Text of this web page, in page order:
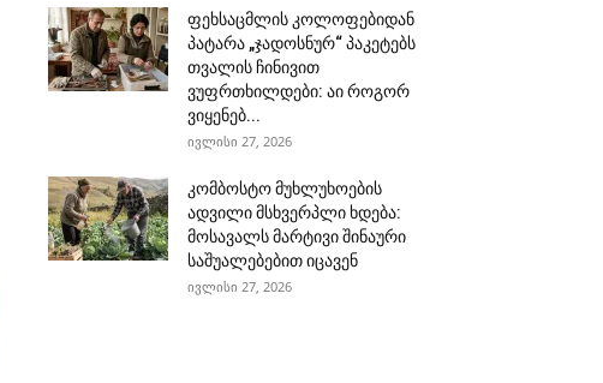
ფეხსაცმლის კოლოფებიდან
პატარა „ჯადოსნურ“ პაკეტებს
თვალის ჩინივით
ვუფრთხილდები: აი როგორ
ვიყენებ...
ივლისი 27, 2026
კომბოსტო მუხლუხოების
ადვილი მსხვერპლი ხდება:
მოსავალს მარტივი შინაური
საშუალებებით იცავენ
ივლისი 27, 2026